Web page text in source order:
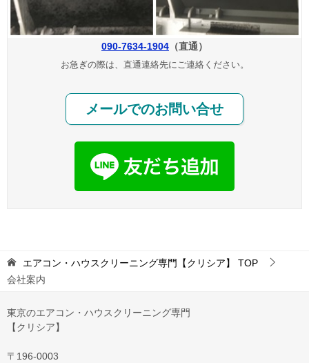
090-7634-1904 （直通）
お急ぎの際は、直通連絡先にご連絡ください。
メールでのお問い合せ
エアコン・ハウスクリーニング専門【クリシア】
TOP
会社案内
東京のエアコン・ハウスクリーニング専門
【クリシア】
〒196-0003